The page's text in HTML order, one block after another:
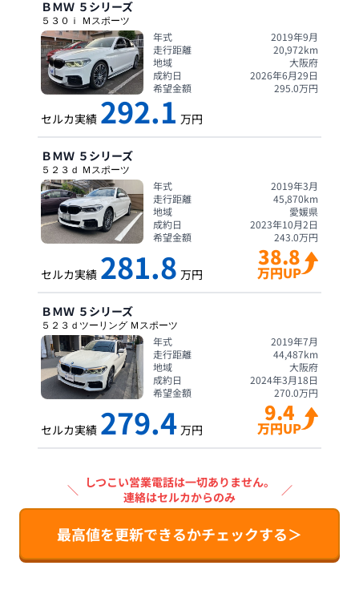
ＢＭＷ ５シリーズ
５３０ｉ Ｍスポーツ
年式
2019年9月
走行距離
20,972km
地域
大阪府
成約日
2026年6月29日
希望金額
295.0万円
セルカ実績 292.1 万円
ＢＭＷ ５シリーズ
５２３ｄ Ｍスポーツ
年式
2019年3月
走行距離
45,870km
地域
愛媛県
成約日
2023年10月2日
希望金額
243.0万円
セルカ実績 281.8 万円
38.8
万円UP
ＢＭＷ ５シリーズ
５２３ｄツーリング Ｍスポーツ
年式
2019年7月
走行距離
44,487km
地域
大阪府
成約日
2024年3月18日
希望金額
270.0万円
セルカ実績 279.4 万円
9.4
万円UP
＼ しつこい営業電話は一切ありません。
連絡はセルカからのみ
／
最高値を更新できるかチェックする＞